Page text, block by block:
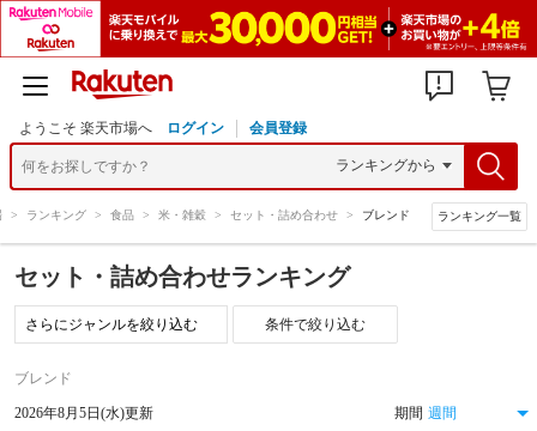
ようこそ 楽天市場へ ログイン 会員登録
> ランキング > 食品 > 米・雑穀 > セット・詰め合わせ > ブレンド ランキング一覧
セット・詰め合わせランキング
条件で絞り込む
ブレンド
2026年8月5日(水)更新 期間